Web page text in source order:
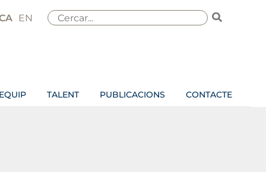
EN
Search
for:
TALENT PUBLICACIONS CONTACTE